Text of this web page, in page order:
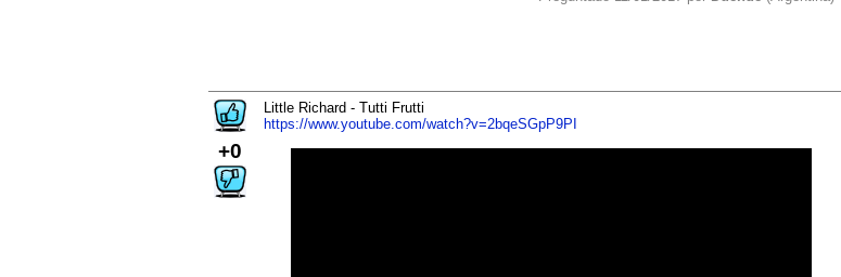
+0
Little Richard - Tutti Frutti
https://www.youtube.com/watch?v=2bqeSGpP9PI